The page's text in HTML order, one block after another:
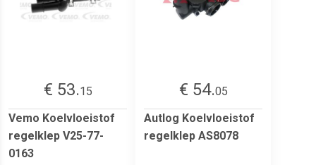
€ 53.15
Vemo Koelvloeistof
regelklep V25-77-
0163
€ 54.05
Autlog Koelvloeistof
regelklep AS8078